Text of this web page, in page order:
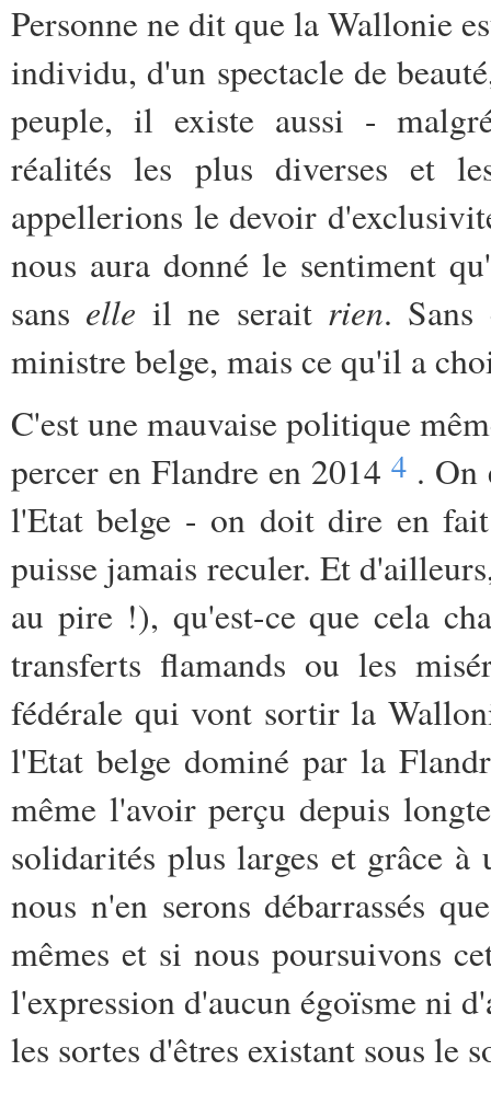
Personne ne dit que la Wallonie
individu, d'un spectacle de
peuple, il existe aussi -
réalités les plus diverses et
appellerions le devoir
nous aura donné le sentiment
sans elle il ne serait rien.
ministre belge, mais ce qu'il a
C'est une mauvaise politique
percer en Flandre en 2014 4 . On
l'Etat belge - on doit dire en
puisse jamais reculer. Et
au pire !), qu'est-ce que cela
transferts flamands ou les
fédérale qui vont sortir la
l'Etat belge dominé par la
même l'avoir perçu depuis
solidarités plus larges et grâce
nous n'en serons débarrassés
mêmes et si nous poursuivons
l'expression d'aucun égoïsme ni
les sortes d'êtres existant sous le